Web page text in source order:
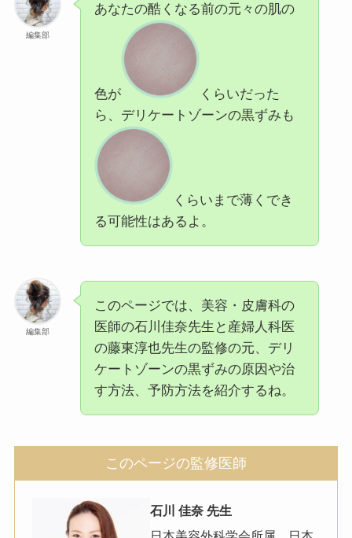
編集部
あなたの酷くなる前の元々の肌の
色が
くらいだった
ら、デリケートゾーンの黒ずみも
くらいまで薄くでき
る可能性はあるよ。
編集部
このページでは、美容・皮膚科の
医師の石川佳奈先生と産婦人科医
の藤東淳也先生の監修の元、デリ
ケートゾーンの黒ずみの原因や治
す方法、予防方法を紹介するね。
このページの監修医師
石川 佳奈 先生